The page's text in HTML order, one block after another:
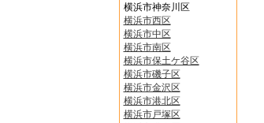
横浜市神奈川区
横浜市西区
横浜市中区
横浜市南区
横浜市保土ケ谷区
横浜市磯子区
横浜市金沢区
横浜市港北区
横浜市戸塚区